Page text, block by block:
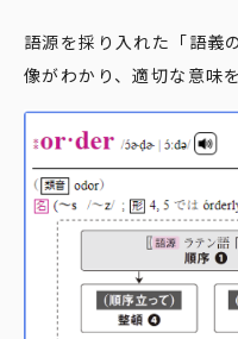
語源を採り入れた「語義
像がわかり、適切な意味